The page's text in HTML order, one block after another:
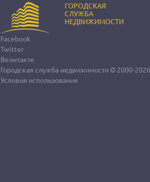
ГОРОДСКАЯ
СЛУЖБА
НЕДВИЖИМОСТИ
Facebook
Twitter
Вконтакте
Городская служба недвижимости © 2000-2026
Условия использования